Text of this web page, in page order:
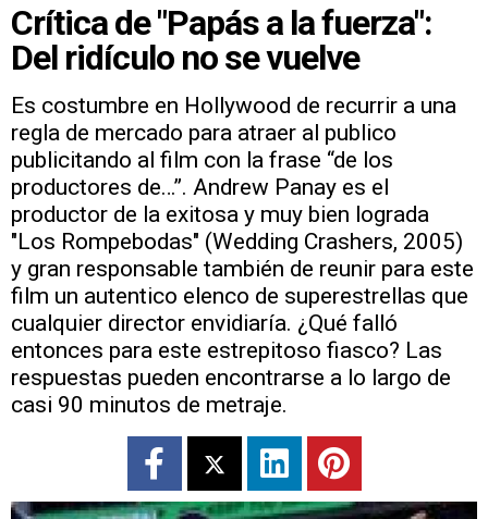
Crítica de "Papás a la fuerza":
Del ridículo no se vuelve
Es costumbre en Hollywood de recurrir a una
regla de mercado para atraer al publico
publicitando al film con la frase “de los
productores de…”. Andrew Panay es el
productor de la exitosa y muy bien lograda
"Los Rompebodas" (Wedding Crashers, 2005)
y gran responsable también de reunir para este
film un autentico elenco de superestrellas que
cualquier director envidiaría. ¿Qué falló
entonces para este estrepitoso fiasco? Las
respuestas pueden encontrarse a lo largo de
casi 90 minutos de metraje.